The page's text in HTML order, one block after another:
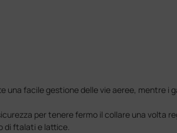
una facile gestione delle vie aeree, mentre i
per tenere fermo il collare una volta
di ftalati e lattice.